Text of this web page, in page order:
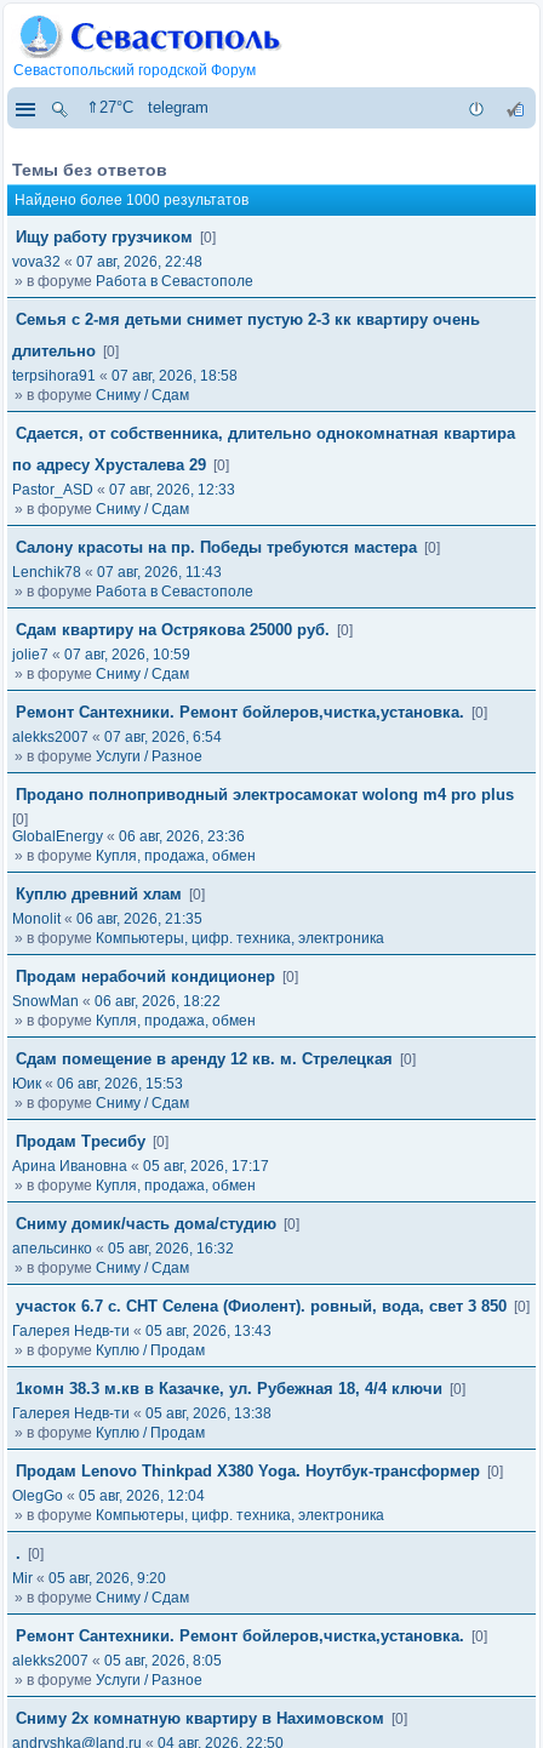
Севастопольский городской Форум
⇑27°C telegram
Темы без ответов
Найдено более 1000 результатов
Ищу работу грузчиком
[0]
vova32 « 07 авг, 2026, 22:48
» в форуме Работа в Севастополе
Семья с 2-мя детьми снимет пустую 2-3 кк квартиру очень
длительно [0]
terpsihora91 « 07 авг, 2026, 18:58
» в форуме Сниму / Сдам
Сдается, от собственника, длительно однокомнатная квартира
по адресу Хрусталева 29 [0]
Pastor_ASD « 07 авг, 2026, 12:33
» в форуме Сниму / Сдам
Салону красоты на пр. Победы требуются мастера [0]
Lenchik78 « 07 авг, 2026, 11:43
» в форуме Работа в Севастополе
Сдам квартиру на Острякова 25000 руб.
[0]
jolie7 « 07 авг, 2026, 10:59
» в форуме Сниму / Сдам
Ремонт Сантехники. Ремонт бойлеров,чистка,установка.
[0]
alekks2007 « 07 авг, 2026, 6:54
» в форуме Услуги / Разное
Продано полноприводный электросамокат wolong m4 pro plus
[0]
GlobalEnergy « 06 авг, 2026, 23:36
» в форуме Купля, продажа, обмен
Куплю древний хлам
[0]
Monolit« 06 авг, 2026, 21:35
» в форуме Компьютеры, цифр. техника, электроника
Продам нерабочий кондиционер [0]
SnowMan « 06 авг, 2026, 18:22
» в форуме Купля, продажа, обмен
Сдам помещение в аренду 12 кв. м. Стрелецкая
[0]
Юик « 06 авг, 2026, 15:53
» в форуме Сниму / Сдам
Продам Тресибу [0]
Арина Ивановна « 05 авг, 2026, 17:17
» в форуме Купля, продажа, обмен
Сниму домик/часть дома/студию [0]
апельсинко « 05 авг, 2026, 16:32
» в форуме Сниму / Сдам
участок 6.7 с. СНТ Селена (Фиолент). ровный, вода, свет 3 850 [0]
Галерея Недв-ти « 05 авг, 2026, 13:43
» в форуме Куплю / Продам
1комн 38.3 м.кв в Казачке, ул. Рубежная 18, 4/4 ключи
[0]
Галерея Недв-ти « 05 авг, 2026, 13:38
» в форуме Куплю / Продам
Продам Lenovo Thinkpad X380 Yoga. Ноутбук-трансформер [0]
OlegGo « 05 авг, 2026, 12:04
» в форуме Компьютеры, цифр. техника, электроника
.
[0]
Mir « 05 авг, 2026, 9:20
» в форуме Сниму / Сдам
Ремонт Сантехники. Ремонт бойлеров,чистка,установка.
[0]
alekks2007 « 05 авг, 2026, 8:05
» в форуме Услуги / Разное
Сниму 2х комнатную квартиру в Нахимовском
[0]
andryshka@land.ru « 04 авг, 2026, 22:50